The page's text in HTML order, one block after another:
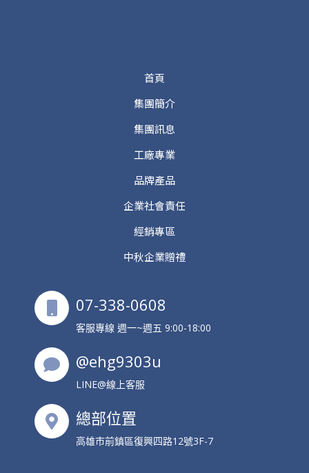
首頁
集團簡介
集團訊息
工廠專業
品牌產品
企業社會責任
經銷專區
中秋企業贈禮
07-338-0608
客服專線 週一~週五 9:00-18:00
@ehg9303u
LINE@線上客服
總部位置
高雄市前鎮區復興四路12號3F-7